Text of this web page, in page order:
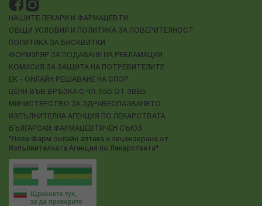
НАШИТЕ ЛЕКАРИ И ФАРМАЦЕВТИ
ОБЩИ УСЛОВИЯ И ПОЛИТИКА ЗА ПОВЕРИТЕЛНОСТ
ПОЛИТИКА ЗА БИСКВИТКИ
ФОРМУЛЯР ЗА ПОДАВАНЕ НА РЕКЛАМАЦИЯ
КОМИСИЯ ЗА ЗАЩИТА НА ПОТРЕБИТЕЛИТЕ
ЕК - ОНЛАЙН РЕШАВАНЕ НА СПОР
ЦЕНИ ВЪВ ВРЪЗКА С ЧЛ. 55Б ОТ ЗВЕБ
МИНИСТЕРСТВО ЗА ЗДРАВЕОПАЗВАНЕТО
ИЗПЪЛНИТЕЛНА АГЕНЦИЯ ПО ЛЕКАРСТВАТА
БЪЛГАРСКИ ФАРМАЦЕВТИЧЕН СЪЮЗ
"Нове Фарм онлайн аптека е лицензирана от
Изпълнителната Агенция по Лекарствата"